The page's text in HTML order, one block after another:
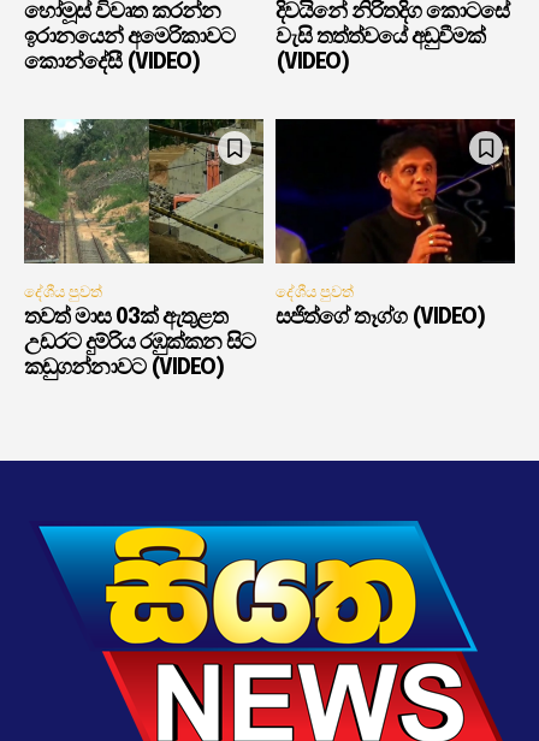
හෝමූස් විවෘත කරන්න
ඉරානයෙන් අමෙරිකාවට
කොන්දේසී (VIDEO)
දිවයිනේ නිරිතදිග කොටසේ
වැසි තත්ත්වයේ අඩුවීමක්
(VIDEO)
දේශීය පුවත්
තවත් මාස 03ක් ඇතුළත
උඩරට දුම්රිය රඹුක්කන සිට
කඩුගන්නාවට (VIDEO)
දේශීය පුවත්
සජිත්ගේ තෑග්ග (VIDEO)